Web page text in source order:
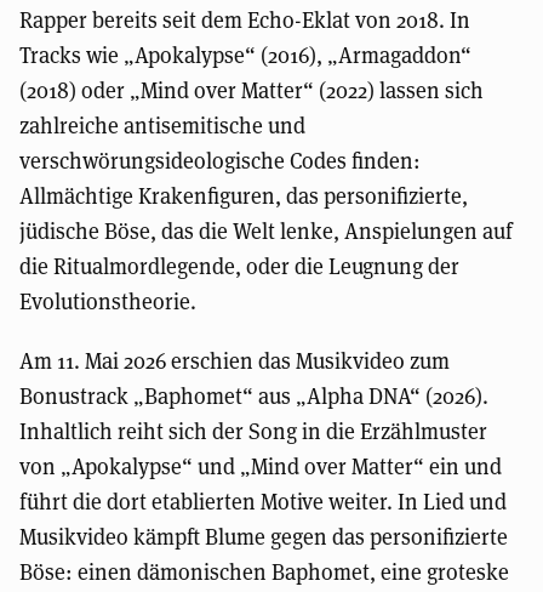
Rapper bereits seit dem Echo-Eklat von 2018. In
Tracks wie „Apokalypse“ (2016), „Armagaddon“
(2018) oder „Mind over Matter“ (2022) lassen sich
zahlreiche antisemitische und
verschwörungsideologische Codes finden:
Allmächtige Krakenfiguren, das personifizierte,
jüdische Böse, das die Welt lenke, Anspielungen auf
die Ritualmordlegende, oder die Leugnung der
Evolutionstheorie.
Am 11. Mai 2026 erschien das Musikvideo zum
Bonustrack „Baphomet“ aus „Alpha DNA“ (2026).
Inhaltlich reiht sich der Song in die Erzählmuster
von „Apokalypse“ und „Mind over Matter“ ein und
führt die dort etablierten Motive weiter. In Lied und
Musikvideo kämpft Blume gegen das personifizierte
Böse: einen dämonischen Baphomet, eine groteske